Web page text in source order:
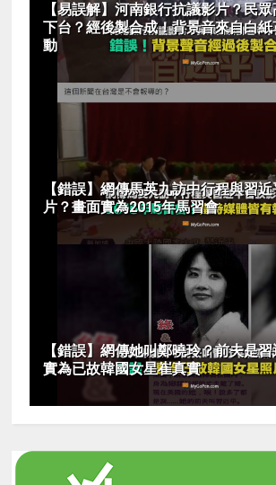
【易誤解】河南銀行抗議影片？民
下台？經後製合成！背景音來自白
動
【錯誤】網傳馬英九訪中行程與習
片？畫面實為2015年馬習會
【錯誤】網傳她叫鄭曉玲？前夫是
實為已故韓國女星崔真實